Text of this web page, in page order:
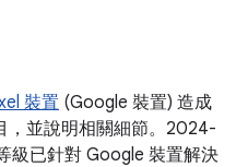
裝置 (Google 裝置) 造成
，並說明相關細節。2024-
級已針對 Google 裝置解決